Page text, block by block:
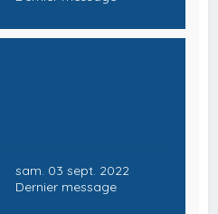
sam. 03 sept. 2022
Dernier message